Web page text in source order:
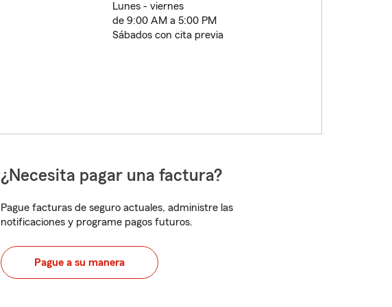
Lunes - viernes
de 9:00 AM a 5:00 PM
Sábados con cita previa
¿Necesita pagar una factura?
Pague facturas de seguro actuales, administre las
notificaciones y programe pagos futuros.
Pague a su manera